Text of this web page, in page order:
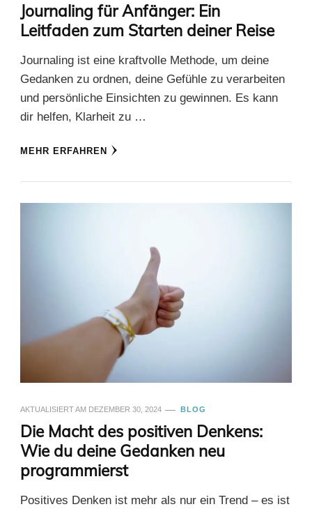
Journaling für Anfänger: Ein
Leitfaden zum Starten deiner Reise
Journaling ist eine kraftvolle Methode, um deine
Gedanken zu ordnen, deine Gefühle zu verarbeiten
und persönliche Einsichten zu gewinnen. Es kann
dir helfen, Klarheit zu …
MEHR ERFAHREN
AKTUALISIERT AM DEZEMBER 30, 2024 BLOG
Die Macht des positiven Denkens:
Wie du deine Gedanken neu
programmierst
Positives Denken ist mehr als nur ein Trend – es ist